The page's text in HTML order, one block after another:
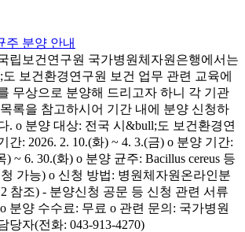
주 분양 안내
립보건연구원 국가병원체자원은행에서는
보건환경연구원 보건 업무 관련 교육에
무상으로 분양해 드리고자 하니 각 기관
록을 참고하시어 기간 내에 분양 신청하
. o 분양 대상: 전국 시&bull;도 보건환경연
간: 2026. 2. 10.(화) ~ 4. 3.(금) o 분양 기간:
) ~ 6. 30.(화) o 분양 균주: Bacillus cereus 등
가능) o 신청 방법: 병원체자원온라인분
참조) - 분양신청 공문 등 신청 관련 서류
분양 수수료: 무료 o 관련 문의: 국가병원
당자(전화: 043-913-4270)